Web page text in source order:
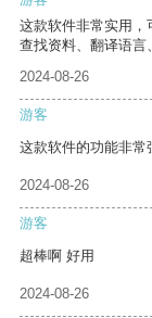
这款软件非常实用，
查找资料、翻译语言
2024-08-26
游客
这款软件的功能非常
2024-08-26
游客
超棒啊 好用
2024-08-26